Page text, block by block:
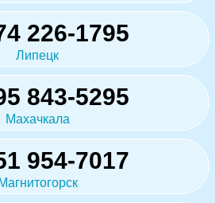
226-1795
Липецк
843-5295
Махачкала
954-7017
Магнитогорск